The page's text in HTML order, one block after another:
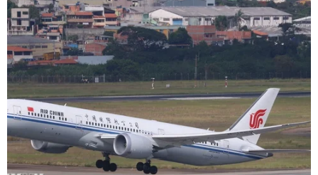
Ảnh minh họa. (Nguồn: TTXVN)
Từ đầu tháng 12/2016 đến nay, tại một số tỉnh
miền Trung, Tây Nguyên đã xảy ra liên tiếp các
đợt mưa lũ lớn, ngập lụt trên diện rộng, gây
thiệt hại nghiêm trọng về người và tài sản.